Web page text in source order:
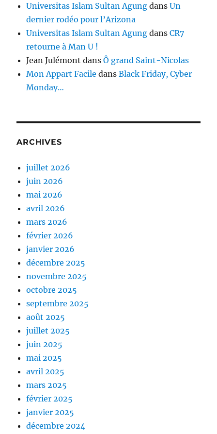
Universitas Islam Sultan Agung dansUn
dernier rodéo pour l’Arizona
Universitas Islam Sultan Agung dansCR7
retourne à Man U !
Jean Julémont dansÔ grand Saint-Nicolas
Mon Appart Facile dansBlack Friday, Cyber
Monday…
ARCHIVES
juillet 2026
juin 2026
mai 2026
avril 2026
mars 2026
février 2026
janvier 2026
décembre 2025
novembre 2025
octobre 2025
septembre 2025
août 2025
juillet 2025
juin 2025
mai 2025
avril 2025
mars 2025
février 2025
janvier 2025
décembre 2024